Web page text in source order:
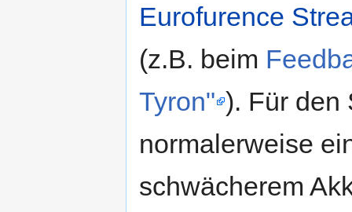
Eurofurence
(z.B. beim
Tyron" ). Für den
normalerweise
schwächerem